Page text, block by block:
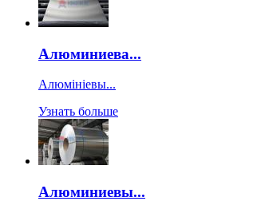
Алюминиева...
Алюмініевы...
Узнать больше
Алюминиевы...